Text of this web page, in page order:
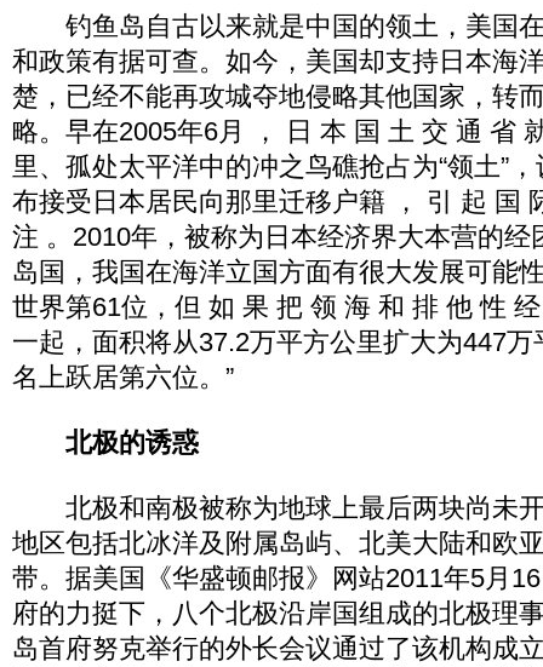
钓鱼岛自古以来就是中国的领土，美国
和政策有据可查。如今，美国却支持日本海
楚，已经不能再攻城夺地侵略其他国家，转
略。早在2005年6月 ， 日 本 国 土 交 通 省
里、孤处太平洋中的冲之鸟礁抢占为“领土”
布接受日本居民向那里迁移户籍 ， 引 起 国
注 。2010年，被称为日本经济界大本营的经
岛国，我国在海洋立国方面有很大发展可能
世界第61位，但 如 果 把 领 海 和 排 他 性
一起，面积将从37.2万平方公里扩大为447
名上跃居第六位。”
北极的诱惑
北极和南极被称为地球上最后两块尚未
地区包括北冰洋及附属岛屿、北美大陆和欧
带。据美国《华盛顿邮报》网站2011年5月
府的力挺下，八个北极沿岸国组成的北极理
岛首府努克举行的外长会议通过了该机构成